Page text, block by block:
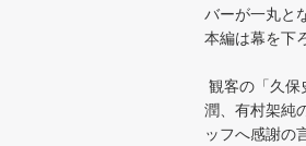
バーが一丸と
本編は幕を下
観客の「久保
潤、有村架純
ッフへ感謝の